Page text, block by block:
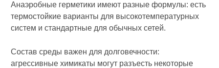
Анаэробные герметики имеют разные формулы: есть
термостойкие варианты для высокотемпературных
систем и стандартные для обычных сетей.
Состав среды важен для долговечности:
агрессивные химикаты могут разъесть некоторые